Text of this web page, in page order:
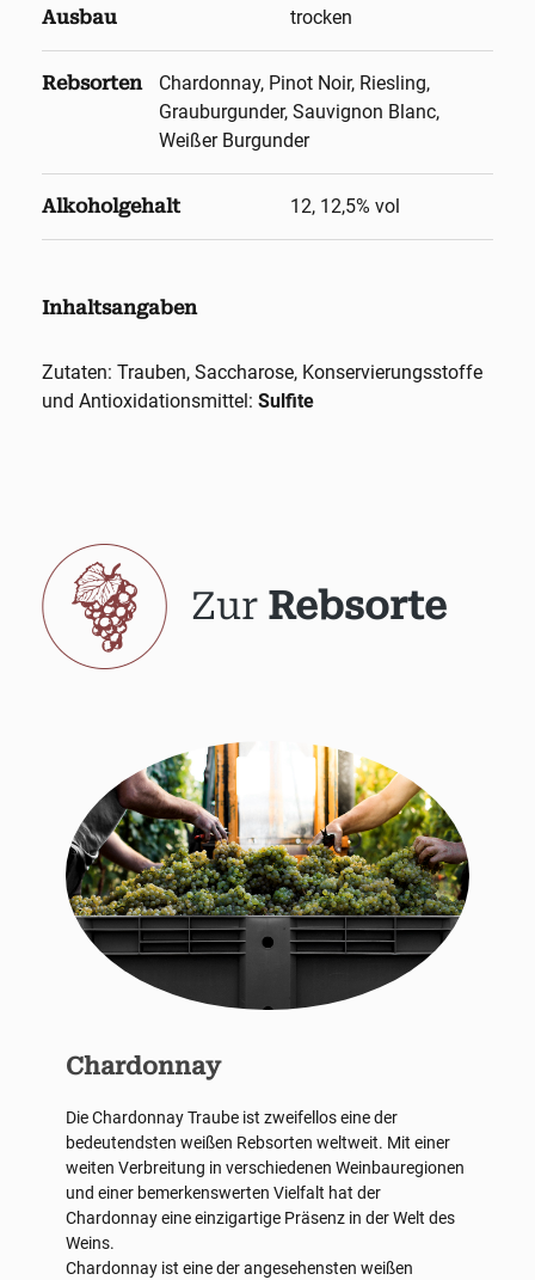
Ausbau trocken
Rebsorten
Chardonnay, Pinot Noir, Riesling,
Grauburgunder, Sauvignon Blanc,
Weißer Burgunder
Alkoholgehalt 12, 12,5% vol
Inhaltsangaben
Zutaten: Trauben, Saccharose, Konservierungsstoffe
und Antioxidationsmittel: Sulfite
Zur Rebsorte
Chardonnay
Die Chardonnay Traube ist zweifellos eine der
bedeutendsten weißen Rebsorten weltweit. Mit einer
weiten Verbreitung in verschiedenen Weinbauregionen
und einer bemerkenswerten Vielfalt hat der
Chardonnay eine einzigartige Präsenz in der Welt des
Weins.
Chardonnay ist eine der angesehensten weißen